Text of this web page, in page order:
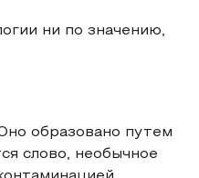
ни по значению,
образовано путем
слово, необычное